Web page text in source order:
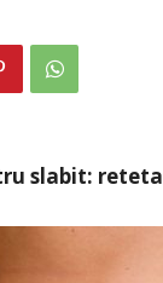
slabit: reteta